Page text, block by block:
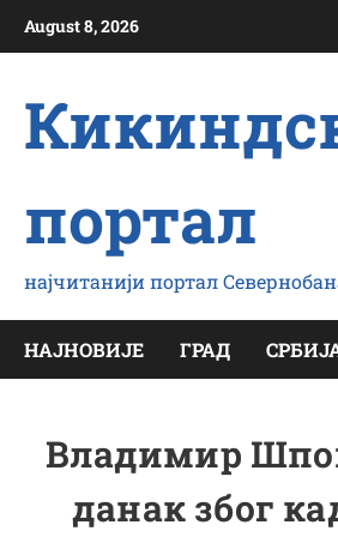
August 8, 2026
портал
најчитанији портал
НАЈНОВИЈЕ ГРАД
Владимир
данак због